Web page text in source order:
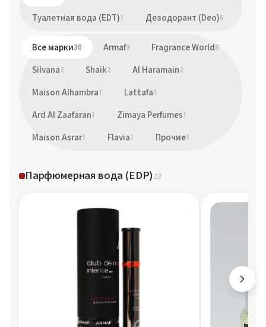
Туалетная вода (EDT)1 Дезодорант (Deo)6
Все марки30 Armaf9 Fragrance World 8
Silvana2 Shaik2 Al Haramain2
Maison Alhambra1 Lattafa1
Ard Al Zaafaran1 Zimaya Perfumes1
Maison Asrar1 Flavia1 Прочие1
Парфюмерная вода (EDP)23